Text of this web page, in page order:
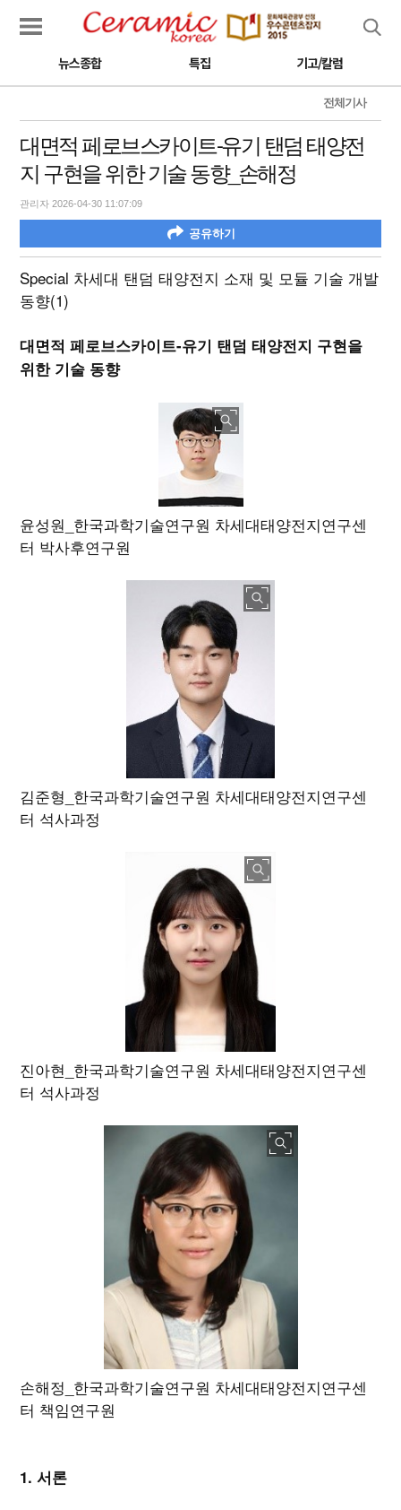
뉴스종합 특집 기고/칼럼
전체기사
대면적 페로브스카이트-유기 탠덤 태양전
지 구현을 위한 기술 동향_손해정
관리자 2026-04-30 11:07:09
공유하기
Special 차세대 탠덤 태양전지 소재 및 모듈 기술 개발
동향(1)
대면적 페로브스카이트-유기 탠덤 태양전지 구현을
위한 기술 동향
윤성원_한국과학기술연구원 차세대태양전지연구센
터 박사후연구원
김준형_한국과학기술연구원 차세대태양전지연구센
터 석사과정
진아현_한국과학기술연구원 차세대태양전지연구센
터 석사과정
손해정_한국과학기술연구원 차세대태양전지연구센
터 책임연구원
1. 서론
검색